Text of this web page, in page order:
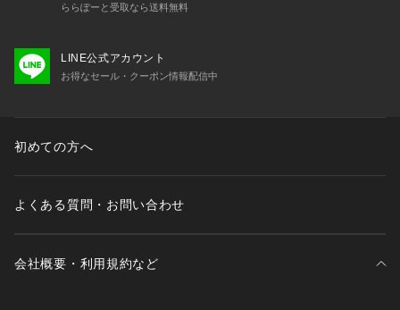
ららぽーと受取なら送料無料
LINE公式アカウント
お得なセール・クーポン情報配信中
初めての方へ
よくある質問・お問い合わせ
会社概要・利用規約など